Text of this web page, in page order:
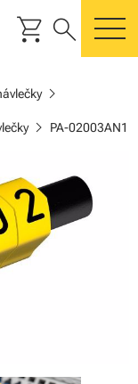
shopping_cart search
chevron_right
chevron_right PA-02003AN1